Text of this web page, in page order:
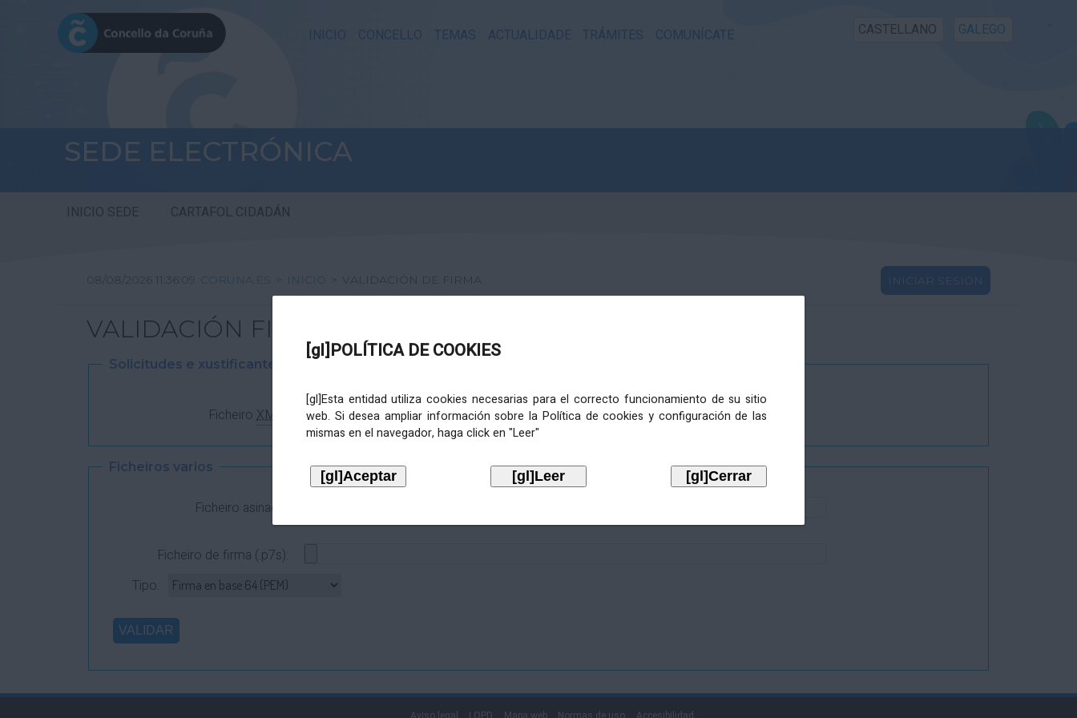
INICIO CONCELLO TEMAS ACTUALIDADE TRÁMITES COMUNÍCATE CASTELLANO GALEGO
SEDE ELECTRÓNICA
INICIO SEDE CARTAFOL CIDADÁN
[gl]POLÍTICA DE COOKIES
[gl]Esta entidad utiliza cookies necesarias para el correcto funcionamiento de su sitio
web. Si desea ampliar información sobre la Política de cookies y configuración de las
mismas en el navegador, haga click en "Leer"
08/08/2026 11:36:09 CORUNA.ES > INICIO > VALIDACIÓN DE FIRMA INICIAR SESIÓN
VALIDACIÓN FIRMA DIXITAL
Solicitudes e xustificantes
FicheiroXML
Ficheiros varios
Ficheiro asinado:
Ficheiro de firma (.p7s):
Tipo:
Aviso legal LOPD Mapa web Normas de uso Accesibilidad